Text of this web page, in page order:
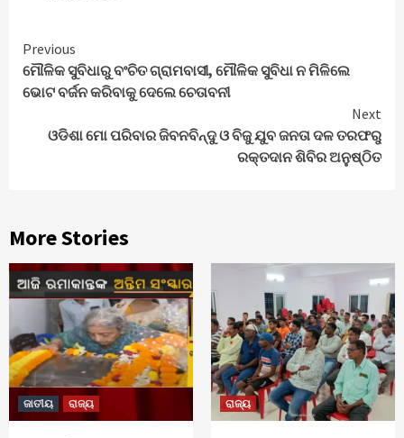
Continue
Reading
Previous
ମୌଳିକ ସୁବିଧାରୁ ବଂଚିତ ଗ୍ରାମବାସୀ, ମୌଳିକ ସୁବିଧା ନ ମିଳିଲେ
ଭୋଟ ବର୍ଜନ କରିବାକୁ ଦେଲେ ଚେତାବନୀ
Next
ଓଡିଶା ମୋ ପରିବାର ଜିବନବିନ୍ଦୁ ଓ ବିଜୁ ଯୁବ ଜନତା ଦଳ ତରଫରୁ
ରକ୍ତଦାନ ଶିବିର ଅନୁଷ୍ଠିତ
More Stories
ଜାତୀୟ ରାଜ୍ୟ ରାଜ୍ୟ